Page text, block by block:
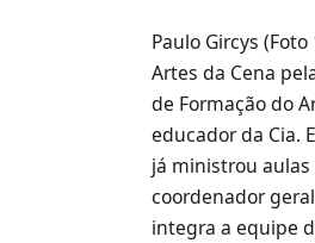
Paulo Gircys
Artes da Cena
de Formação do
educador da Cia.
já ministrou aulas
coordenador
integra a equipe